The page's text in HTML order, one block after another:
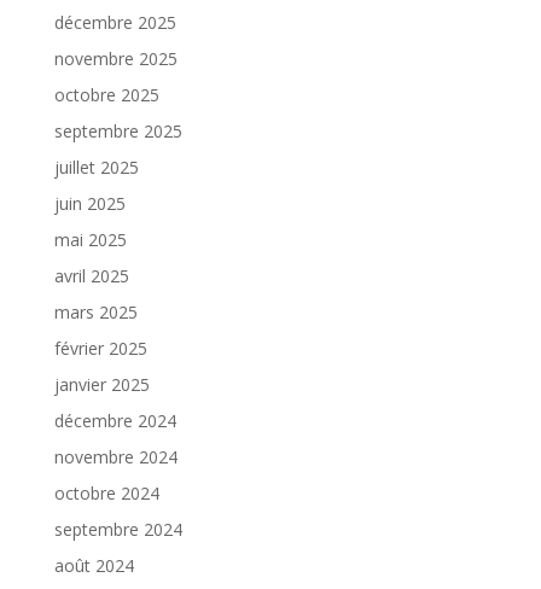
décembre 2025
novembre 2025
octobre 2025
septembre 2025
juillet 2025
juin 2025
mai 2025
avril 2025
mars 2025
février 2025
janvier 2025
décembre 2024
novembre 2024
octobre 2024
septembre 2024
août 2024